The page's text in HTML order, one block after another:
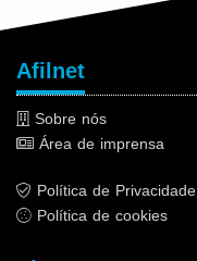
Afilnet
Sobre nós
Área de imprensa
Política de Privacidade
Política de cookies